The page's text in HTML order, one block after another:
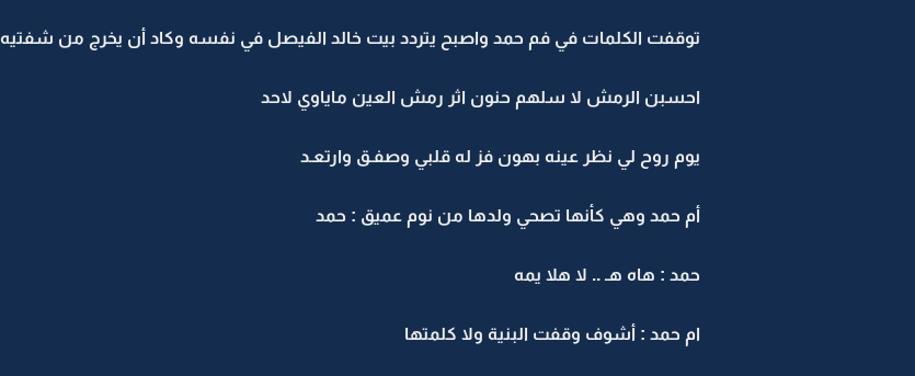
توقفت الكلمات في فم حمد واصبح يتردد بيت خالد الفيصل في نفسه وكاد أن يخرج من شفتيه
احسبن الرمش لا سلهم حنون اثر رمش العين ماياوي لاحد
يوم روح لي نظر عينه بهون فز له قلبي وصفـق وارتعـد
أم حمد وهي كأنها تصحي ولدها من نوم عميق : حمد
حمد : هاه هـ .. لا هلا يمه
ام حمد : أشوف وقفت البنية ولا كلمتها